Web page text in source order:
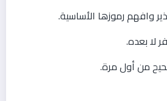
وافهم رموزها الأساسية.
لا بعده.
من أول مرة.